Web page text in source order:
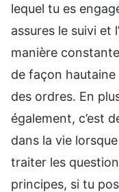
lequel tu es
assures le suivi et
manière
de façon
des ordres. En
également, c’est
dans la vie
traiter les
principes, si tu